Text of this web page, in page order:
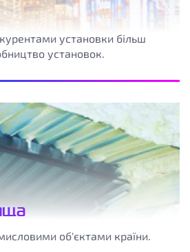
установки більш
установок.
об'єктами країни.